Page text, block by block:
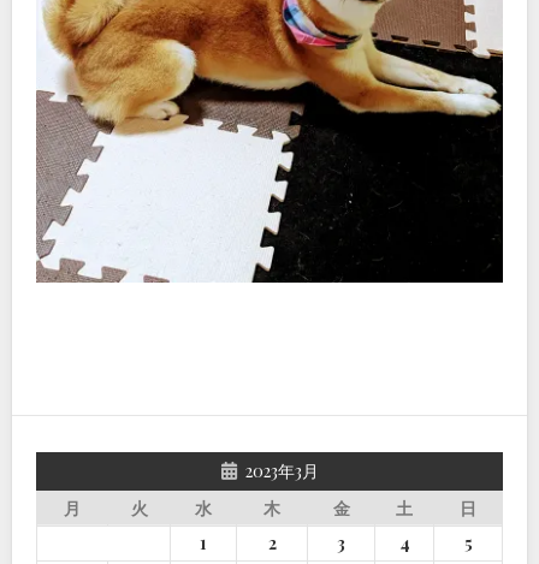
2023年3月
月
火 水 木 金 土
日
1
2 3 4
5